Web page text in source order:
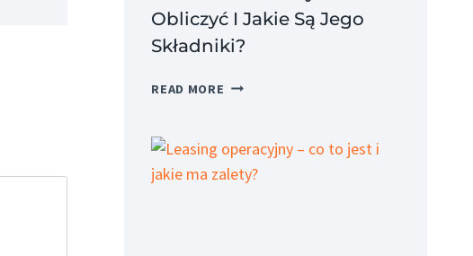
Obliczyć I Jakie Są Jego
Składniki?
READ MORE KOSZT
JAK
OBLICZYĆ